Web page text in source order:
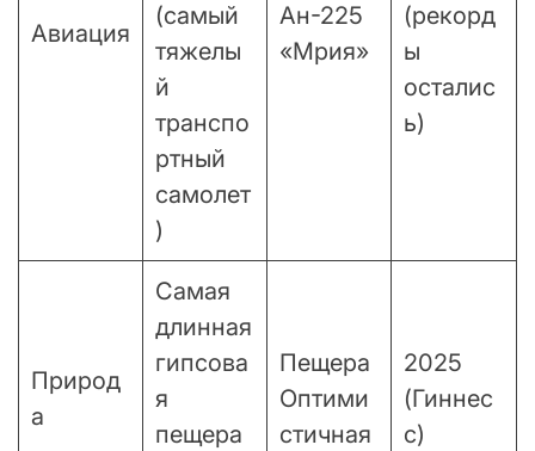
Авиация
(самый
тяжелы
й
транспо
ртный
самолет
)
Ан-225
«Мрия»
(рекорд
ы
осталис
ь)
Природ
а
Самая
длинная
гипсова
я
пещера
Пещера
Оптими
стичная
2025
(Гиннес
с)